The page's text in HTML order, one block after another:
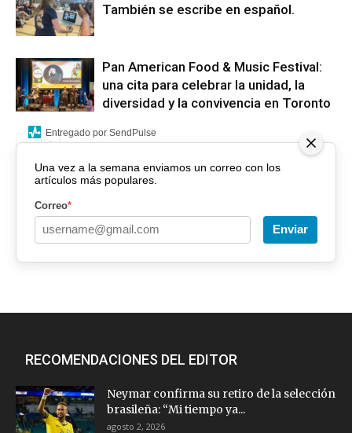
También se escribe en español.
Pan American Food & Music Festival:
una cita para celebrar la unidad, la
diversidad y la convivencia en Toronto
Una vez a la semana enviamos un correo con los
artículos más populares.
Correo*
Enviar
Entregado por SendPulse
RECOMENDACIONES DEL EDITOR
Neymar confirma su retiro de la selección
brasileña: “Mi tiempo ya...
agosto 2, 2026